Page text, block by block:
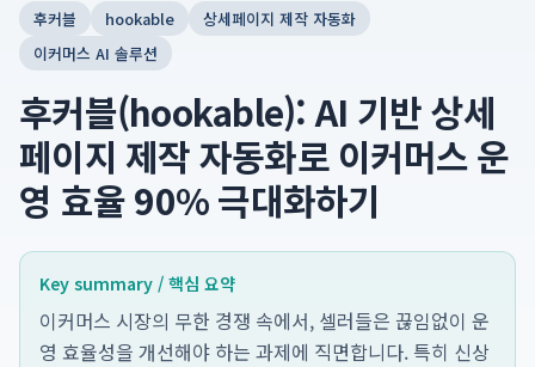
후커블 hookable
상세페이지 제작 자동화
이커머스 AI 솔루션
후커블(hookable): AI 기반 상세
페이지 제작 자동화로 이커머스 운
영 효율 90% 극대화하기
Key summary / 핵심 요약
이커머스 시장의 무한 경쟁 속에서, 셀러들은 끊임없이 운
영 효율성을 개선해야 하는 과제에 직면합니다. 특히 신상